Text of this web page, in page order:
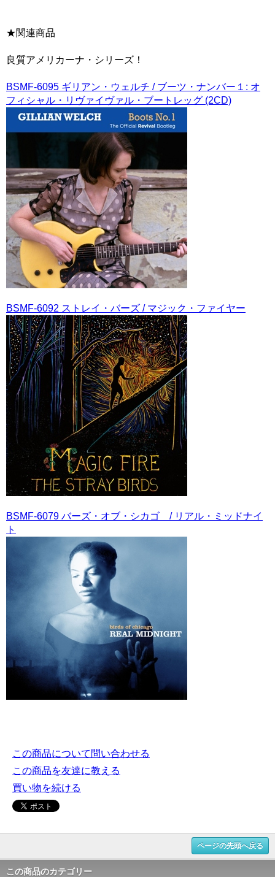
★関連商品
良質アメリカーナ・シリーズ！
BSMF-6095 ギリアン・ウェルチ / ブーツ・ナンバー１: オ
フィシャル・リヴァイヴァル・ブートレッグ (2CD)
BSMF-6092 ストレイ・バーズ / マジック・ファイヤー
BSMF-6079 バーズ・オブ・シカゴ / リアル・ミッドナイ
ト
この商品について問い合わせる
この商品を友達に教える
買い物を続ける
ページの先頭へ戻る
この商品のカテゴリー